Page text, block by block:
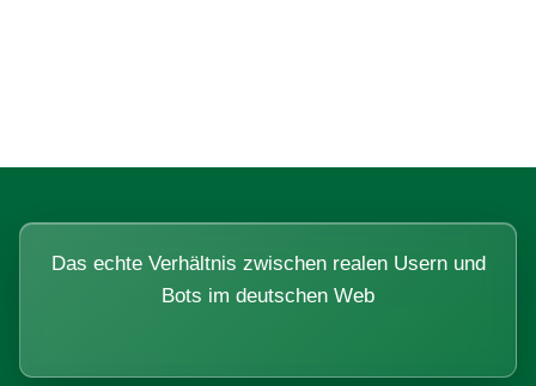
Das echte Verhältnis zwischen realen Usern und
Bots im deutschen Web